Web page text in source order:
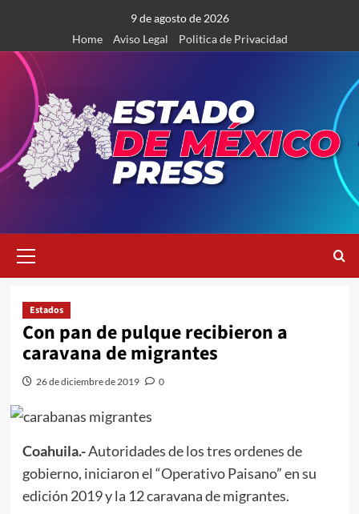
contenido
9 de agosto de 2026
Home
Aviso Legal Politica de Privacidad
primario
Estados
Con pan de pulque recibieron a
caravana de migrantes
26 de diciembre de 2019 0
Coahuila.-Autoridades de los tres ordenes de
gobierno, iniciaron el “Operativo Paisano” en su
edición 2019 y la 12 caravana de migrantes.